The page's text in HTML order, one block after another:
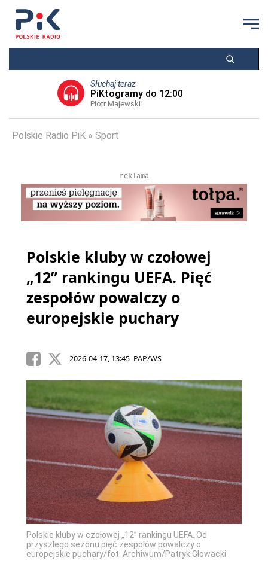
Słuchaj teraz
PiKtogramy do 12:00
Piotr Majewski
Polskie Radio PiK Sport
reklama
Polskie kluby w czołowej
„12” rankingu UEFA. Pięć
zespołów powalczy o
europejskie puchary
2026-04-17, 13:45 PAP/WS
Polskie kluby w czołowej „12” rankingu UEFA. Od
przyszłego sezonu pięć zespołów powalczy o
europejskie puchary/fot. Archiwum/Patryk Głowacki